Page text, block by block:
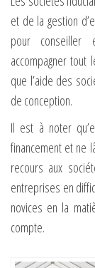
et de la gestion
pour conseiller
accompagner tout
que l’aide des
de conception.
Il est à noter
financement et ne
recours aux
entreprises en
novices en la
compte.